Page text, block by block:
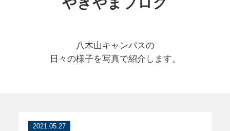
八木山キャンパスの
日々の様子を写真で紹介します。
2021.05.27